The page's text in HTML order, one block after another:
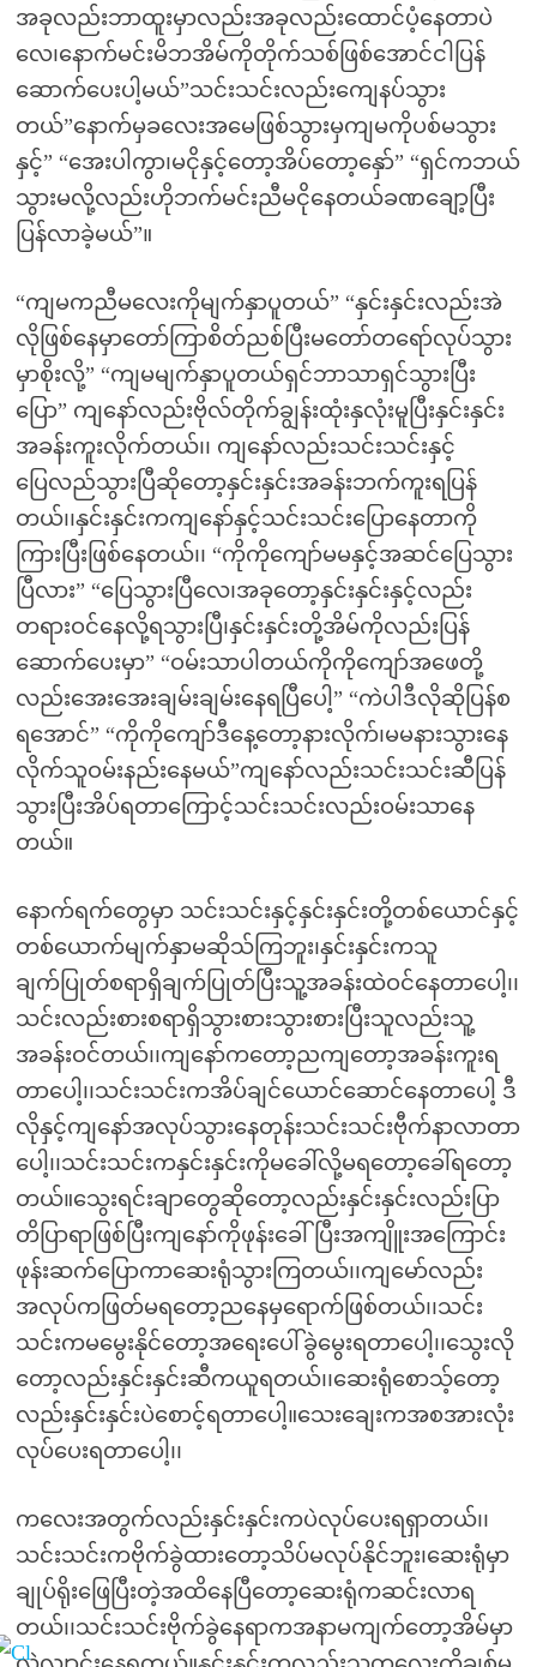
အခုလည်းဘာထူးမှာလည်းအခုလည်းထောင်ပံ့နေတာပဲ
လေ၊နောက်မင်းမိဘအိမ်ကိုတိုက်သစ်ဖြစ်အောင်ငါပြန်
ဆောက်ပေးပါ့မယ်”သင်းသင်းလည်းကျေနပ်သွား
တယ်”နောက်မှခလေးအမေဖြစ်သွားမှကျမကိုပစ်မသွား
နှင့်” “အေးပါကွာ၊မငိုနှင့်တော့အိပ်တော့နှော်” “ရှင်ကဘယ်
သွားမလို့လည်းဟိုဘက်မင်းညီမငိုနေတယ်ခဏချော့ပြီး
ပြန်လာခဲ့မယ်”။
“ကျမကညီမလေးကိုမျက်နှာပူတယ်” “နှင်းနှင်းလည်းအဲ
လိုဖြစ်နေမှာတော်ကြာစိတ်ညစ်ပြီးမတော်တရော်လုပ်သွား
မှာစိုးလို့” “ကျမမျက်နှာပူတယ်ရှင်ဘာသာရှင်သွားပြီး
ပြော” ကျနော်လည်းဗိုလ်တိုက်ချွန်းထုံးနှလုံးမူပြီးနှင်းနှင်း
အခန်းကူးလိုက်တယ်၊၊ ကျနော်လည်းသင်းသင်းနှင့်
ပြေလည်သွားပြီဆိုတော့နှင်းနှင်းအခန်းဘက်ကူးရပြန်
တယ်၊၊နှင်းနှင်းကကျနော်နှင့်သင်းသင်းပြောနေတာကို
ကြားပြီးဖြစ်နေတယ်၊၊ “ကိုကိုကျော်မမနှင့်အဆင်ပြေသွား
ပြီလား” “ပြေသွားပြီလေ၊အခုတော့နှင်းနှင်းနှင့်လည်း
တရားဝင်နေလို့ရသွားပြီ၊နှင်းနှင်းတို့အိမ်ကိုလည်းပြန်
ဆောက်ပေးမှာ” “ဝမ်းသာပါတယ်ကိုကိုကျော်အဖေတို့
လည်းအေးအေးချမ်းချမ်းနေရပြီပေါ့” “ကဲပါဒီလိုဆိုပြန်စ
ရအောင်” “ကိုကိုကျော်ဒီနေ့တော့နားလိုက်၊မမနားသွားနေ
လိုက်သူဝမ်းနည်းနေမယ်”ကျနော်လည်းသင်းသင်းဆီပြန်
သွားပြီးအိပ်ရတာကြောင့်သင်းသင်းလည်းဝမ်းသာနေ
တယ်။
နောက်ရက်တွေမှာ သင်းသင်းနှင့်နှင်းနှင်းတို့တစ်ယောင်နှင့်
တစ်ယောက်မျက်နှာမဆိုသ်ကြဘူး၊နှင်းနှင်းကသူ
ချက်ပြုတ်စရာရှိချက်ပြုတ်ပြီးသူ့အခန်းထဲဝင်နေတာပေါ့၊၊
သင်းလည်းစားစရာရှိသွားစားသွားစားပြီးသူလည်းသူ့
အခန်းဝင်တယ်၊၊ကျနော်ကတော့ညကျတော့အခန်းကူးရ
တာပေါ့၊၊သင်းသင်းကအိပ်ချင်ယောင်ဆောင်နေတာပေါ့ ဒီ
လိုနှင့်ကျနော်အလုပ်သွားနေတုန်းသင်းသင်းဗီုက်နာလာတာ
ပေါ့၊၊သင်းသင်းကနှင်းနှင်းကိုမခေါ်လို့မရတော့ခေါ်ရတော့
တယ်။သွေးရင်းချာတွေဆိုတော့လည်းနှင်းနှင်းလည်းပြာ
တိပြာရာဖြစ်ပြီးကျနော်ကိုဖုန်းခေါ်ပြီးအကျိူးအကြောင်း
ဖုန်းဆက်ပြောကာဆေးရုံသွားကြတယ်၊၊ကျမော်လည်း
အလုပ်ကဖြတ်မရတော့ညနေမှရောက်ဖြစ်တယ်၊၊သင်း
သင်းကမမွေးနိုင်တော့အရေးပေါ်ခွဲမွေးရတာပေါ့၊၊သွေးလို
တော့လည်းနှင်းနှင်းဆီကယူရတယ်၊၊ဆေးရုံစောသ့်တော့
လည်းနှင်းနှင်းပဲစောင့်ရတာပေါ့။သေးချေးကအစအားလုံး
လုပ်ပေးရတာပေါ့၊၊
ကလေးအတွက်လည်းနှင်းနှင်းကပဲလုပ်ပေးရရှာတယ်၊၊
သင်းသင်းကဗိုက်ခွဲထားတော့သိပ်မလုပ်နိုင်ဘူး၊ဆေးရုံမှာ
ချုပ်ရိုးဖြေပြီးတဲ့အထိနေပြီတော့ဆေးရုံကဆင်းလာရ
တယ်၊၊သင်းသင်းဗိုက်ခွဲနေရာကအနာမကျက်တော့အိမ်မှာ